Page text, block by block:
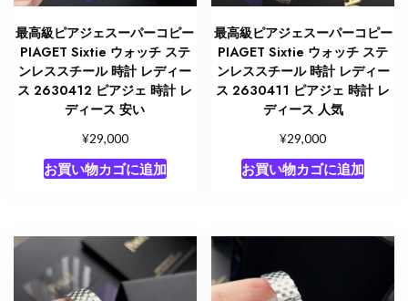
最高級ピアジェスーパーコピー
PIAGET Sixtie ウォッチ ステ
ンレススチール 時計 レディー
ス 2630412 ピアジェ 時計 レ
ディース 安い
¥29,000
お買い物カゴに追加
最高級ピアジェスーパーコピー
PIAGET Sixtie ウォッチ ステ
ンレススチール 時計 レディー
ス 2630411 ピアジェ 時計 レ
ディース 人気
¥29,000
お買い物カゴに追加